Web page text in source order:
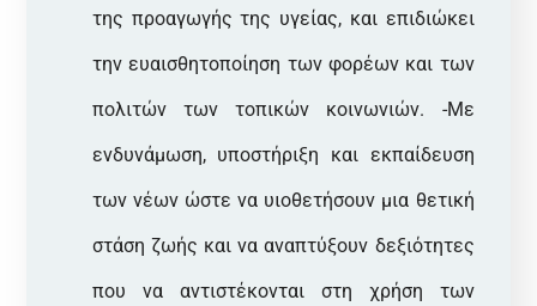
της προαγωγής της υγείας, και επιδιώκει
την ευαισθητοποίηση των φορέων και των
πολιτών των τοπικών κοινωνιών. -Με
ενδυνάμωση, υποστήριξη και εκπαίδευση
των νέων ώστε να υιοθετήσουν μια θετική
στάση ζωής και να αναπτύξουν δεξιότητες
που να αντιστέκονται στη χρήση των